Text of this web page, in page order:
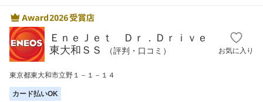
ＥｎｅＪｅｔ Ｄｒ．Ｄｒｉｖｅ
東大和ＳＳ
（評判・口コミ） お気に入り
東京都東大和市立野１－１－１４
カード払いOK